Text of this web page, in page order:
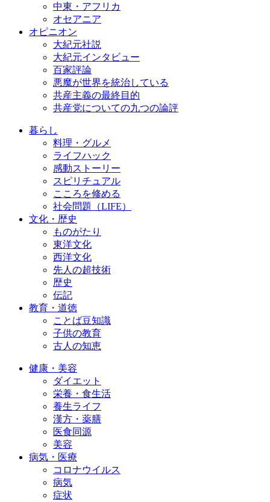
中東・アフリカ
オセアニア
オピニオン
大紀元社説
大紀元インタビュー
百家評論
悪魔が世界を統治している
共産主義の最終目的
共産党についての九つの論評
暮らし
料理・グルメ
ライフハック
感動ストーリー
スピリチュアル
こころを修める
社会問題（LIFE）
文化・歴史
ものがたり
東洋文化
西洋文化
先人の超技術
歴史
伝記
教育・道徳
ことば豆知識
子供の教育
古人の知恵
健康・美容
ダイエット
栄養・食生活
養生ライフ
漢方・薬膳
医食同源
美容
病気・医療
コロナウイルス
病気
症状